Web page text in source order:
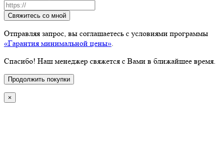
Свяжитесь со мной
Отправляя запрос, вы соглашаетесь с условиями программы
«Гарантия минимальной цены»
Спасибо! Наш менеджер свяжется с Вами в ближайшее время.
Продолжить покупки
×